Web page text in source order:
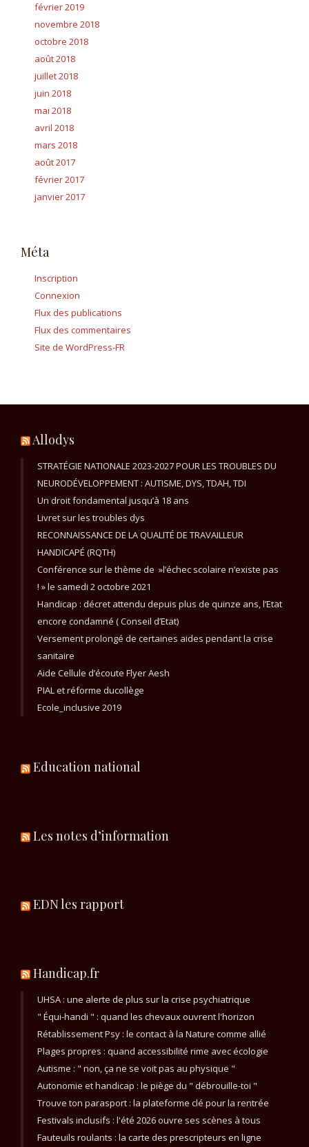
février 2019
novembre 2018
octobre 2018
août 2018
juillet 2018
juin 2018
mai 2018
avril 2018
mars 2018
août 2017
février 2017
janvier 2017
Méta
Inscription
Connexion
Flux des publications
Flux des commentaires
Site de WordPress-FR
Allodys
STRATÉGIE NATIONALE 2023-2027 POUR LES TROUBLES DU
NEURODÉVELOPPEMENT : AUTISME, DYS, TDAH, TDI
Un droit fondamental jusqu’à 18 ans
Livret sur les troubles dys
RECONNAISSANCE DE LA QUALITÉ DE TRAVAILLEUR
HANDICAPÉ (RQTH)
Conférence sur le thème de »l’échec scolaire n’existe pas
! » le samedi 2 octobre 2021
Handicap : décret attendu depuis plus de quinze ans, l’Etat
encore condamné ( Conseil d’Etat)
Versement prolongé de certaines aides pendant la crise
sanitaire
Aide Cellule d’écoute Flyer Aesh
PIAL et réforme ducollège
Ecole_inclusive 2019
Education national
Les notes d’information
EDN les rapport
Handicap.fr
UHSA : une alerte de plus sur la crise psychiatrique
" Équi-handi " : quand les chevaux ouvrent l'horizon
Rétablissement Psy : le contact à la Nature comme allié
Plages propres : quand accessibilité rime avec écologie
Autisme : " non, ça ne se voit pas au physique "
Autonomie et handicap : le piège du " débrouille-toi "
Trouve ton parasport : la plateforme clé pour la rentrée
Festivals inclusifs : l'été 2026 ouvre ses scènes à tous
Fauteuils roulants : la carte des prescripteurs en ligne